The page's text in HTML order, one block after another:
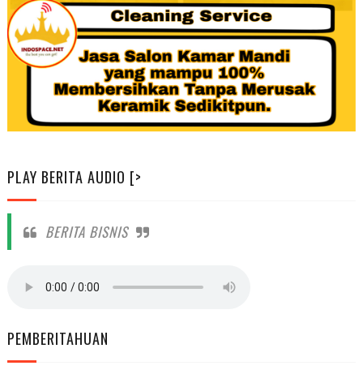
PLAY BERITA AUDIO [>
BERITA BISNIS
PEMBERITAHUAN